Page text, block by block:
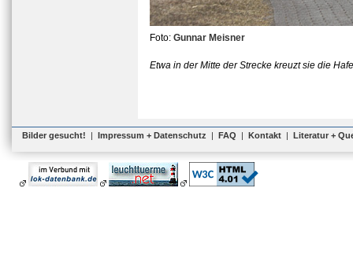
Foto: Gunnar Meisner
Etwa in der Mitte der Strecke kreuzt sie die
Bilder gesucht! | Impressum + Datenschutz | FAQ | Kontakt | Literatur +